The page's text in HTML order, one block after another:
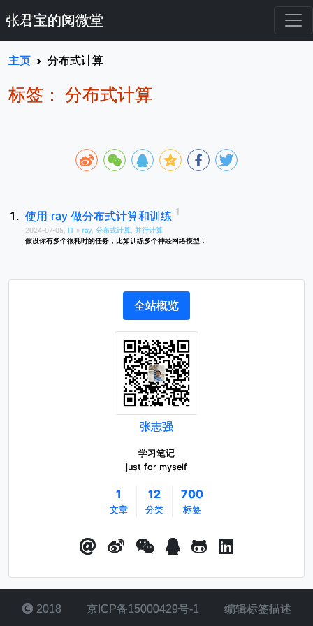
张君宝的阅微堂
主页 分布式计算
标签： 分布式计算
使用 ray 做分布式计算和训练
2024-07-05, IT » ray 分布式计算 并行计算
假设你有多个很耗时的任务，比如训练多个神经网络模型：
全站概览
张志强
学习笔记
just for myself
1
文章
12
分类
700
标签
2018 京ICP备15000429号-1 编辑标签描述